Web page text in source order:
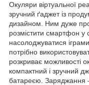
Окуляри віртуальної
зручний ґаджет із
дизайном. Ним дуже
розмістити смартфон у
насолоджуватися
потрібно
розкриває можливості
компактний і зручний
батареєю. Заряджання